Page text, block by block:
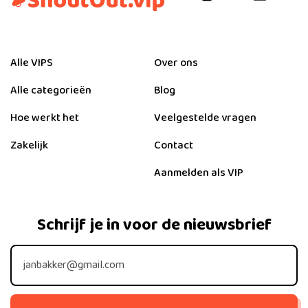
zaal deze krachten bezit. Iedere vrijwilliger die zich op het
hypnoseshows geeft Rasti Rostelli ook Seminars,
Opleidingen en Cursussen in Hypnose en
ontwenningssessies. Rasti Rostelli geeft al ruim 35 jaar
hypnoseshows over de gehele wereld.
Alle VIPS
Alle categorieën
Hoe werkt het
Zakelijk
Over ons
Blog
Veelgestelde vragen
Contact
Aanmelden als VIP
Schrijf je in voor de nieuwsbrief